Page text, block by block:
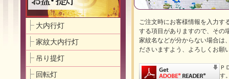
ご注文時にお客様情報を入力す
する項目がありますので、その
家紋名などが分からない場合は
ださいますよう、よろしくお願
Ｐ
す
大内行灯
家紋大内行灯
吊り提灯
回転灯